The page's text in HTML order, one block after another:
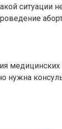
ситуации
медицинских
нужна